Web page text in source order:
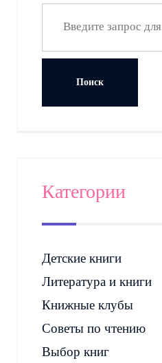
Категории
Детские книги
Литература и книги
Книжные клубы
Советы по чтению
Выбор книг